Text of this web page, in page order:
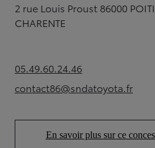
2 rue Louis Proust 86000
CHARENTE
05.49.60.24.46(Opens in new tab)
contact86@sndatoyota.fr
(Opens in new tab)
En savoir plus sur ce
(Opens